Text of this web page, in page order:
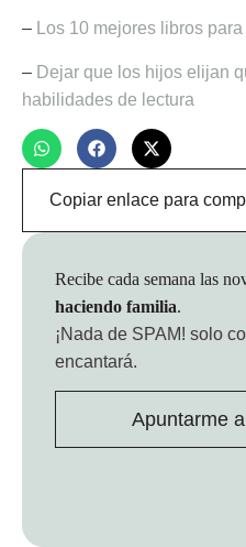
– Los 10 mejores libros
– Dejar que los hijos elijan
habilidades de lectura
Copiar enlace para
Recibe cada semana las
haciendo familia.
¡Nada de SPAM! solo
encantará.
Apuntarme